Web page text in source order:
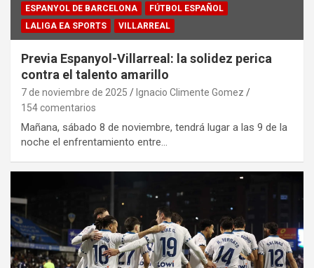
ESPANYOL DE BARCELONA
FÚTBOL ESPAÑOL
LALIGA EA SPORTS
VILLARREAL
Previa Espanyol-Villarreal: la solidez perica
contra el talento amarillo
7 de noviembre de 2025
Ignacio Climente Gomez
154 comentarios
Mañana, sábado 8 de noviembre, tendrá lugar a las 9 de la
noche el enfrentamiento entre…